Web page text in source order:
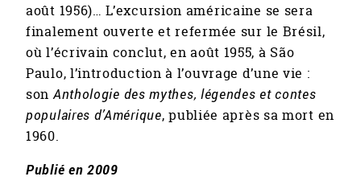
août 1956)… L’excursion américaine se sera
finalement ouverte et refermée sur le Brésil,
où l’écrivain conclut, en août 1955, à São
Paulo, l’introduction à l’ouvrage d’une vie :
sonAnthologie des mythes, légendes et contes
populaires d’Amérique, publiée après sa mort en
1960.
Publié en 2009